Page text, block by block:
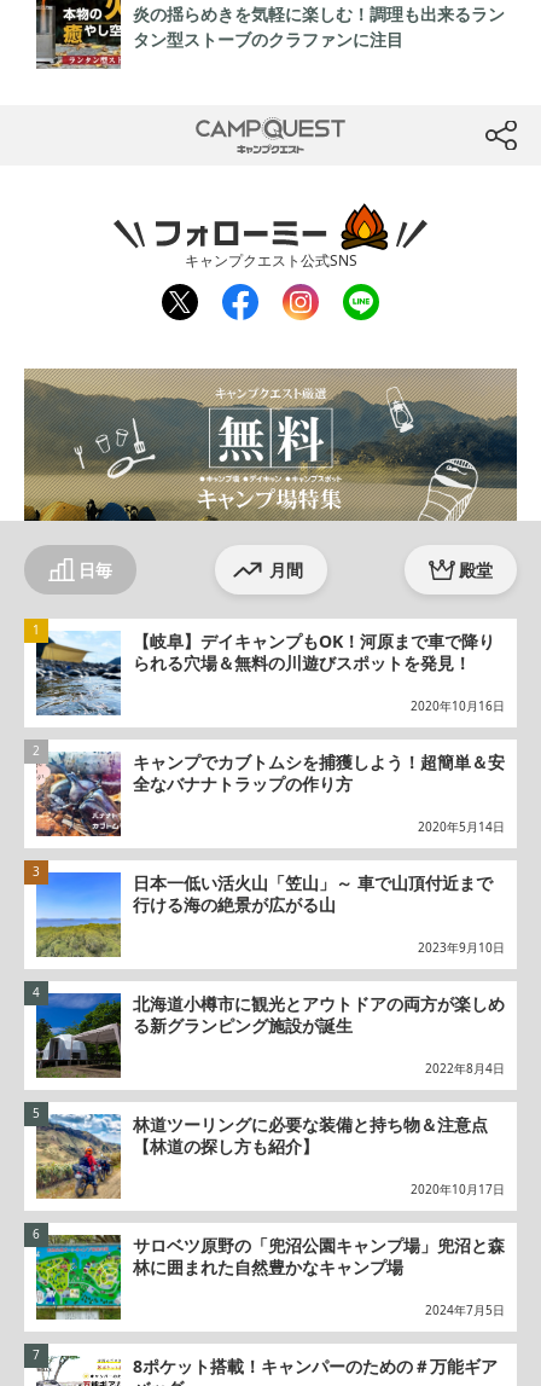
炎の揺らめきを気軽に楽しむ！調理も出来るラン
タン型ストーブのクラファンに注目
btn
CAMP QUEST
キャンプクエスト公式SNS
twit
ter
fac
ebo
inst
agr
line
日毎 月間 殿堂
【岐阜】デイキャンプもOK！河原まで車で降り
られる穴場＆無料の川遊びスポットを発見！
2020年10月16日
キャンプでカブトムシを捕獲しよう！超簡単＆安
全なバナナトラップの作り方
2020年5月14日
日本一低い活火山「笠山」～ 車で山頂付近まで
行ける海の絶景が広がる山
2023年9月10日
北海道小樽市に観光とアウトドアの両方が楽しめ
る新グランピング施設が誕生
2022年8月4日
林道ツーリングに必要な装備と持ち物＆注意点
【林道の探し方も紹介】
2020年10月17日
サロベツ原野の「兜沼公園キャンプ場」兜沼と森
林に囲まれた自然豊かなキャンプ場
2024年7月5日
8ポケット搭載！キャンパーのための＃万能ギア